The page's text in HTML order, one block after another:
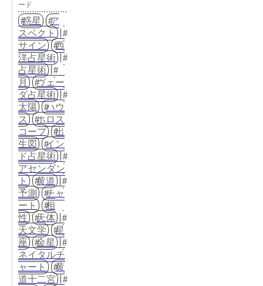
ード
惑星
ア
スペクト
サイン
西
洋占星術
占星術
月
ヴェー
ダ占星術
太陽
ハウ
ス
ホロス
コープ
出
生図
イン
ド占星術
アセンダン
ト
黄道
予測
チャ
ート
相
性
天体
天文学
星
座
金星
ネイタルチ
ャート
黄
道十二宮